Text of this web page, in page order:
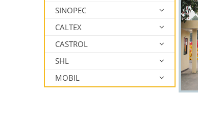
SINOPEC
CALTEX
CASTROL
SHL
MOBIL